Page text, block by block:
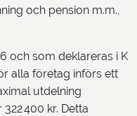
och pension m.m.,
och som deklareras i K
alla företag införs ett
utdelning
400 kr. Detta